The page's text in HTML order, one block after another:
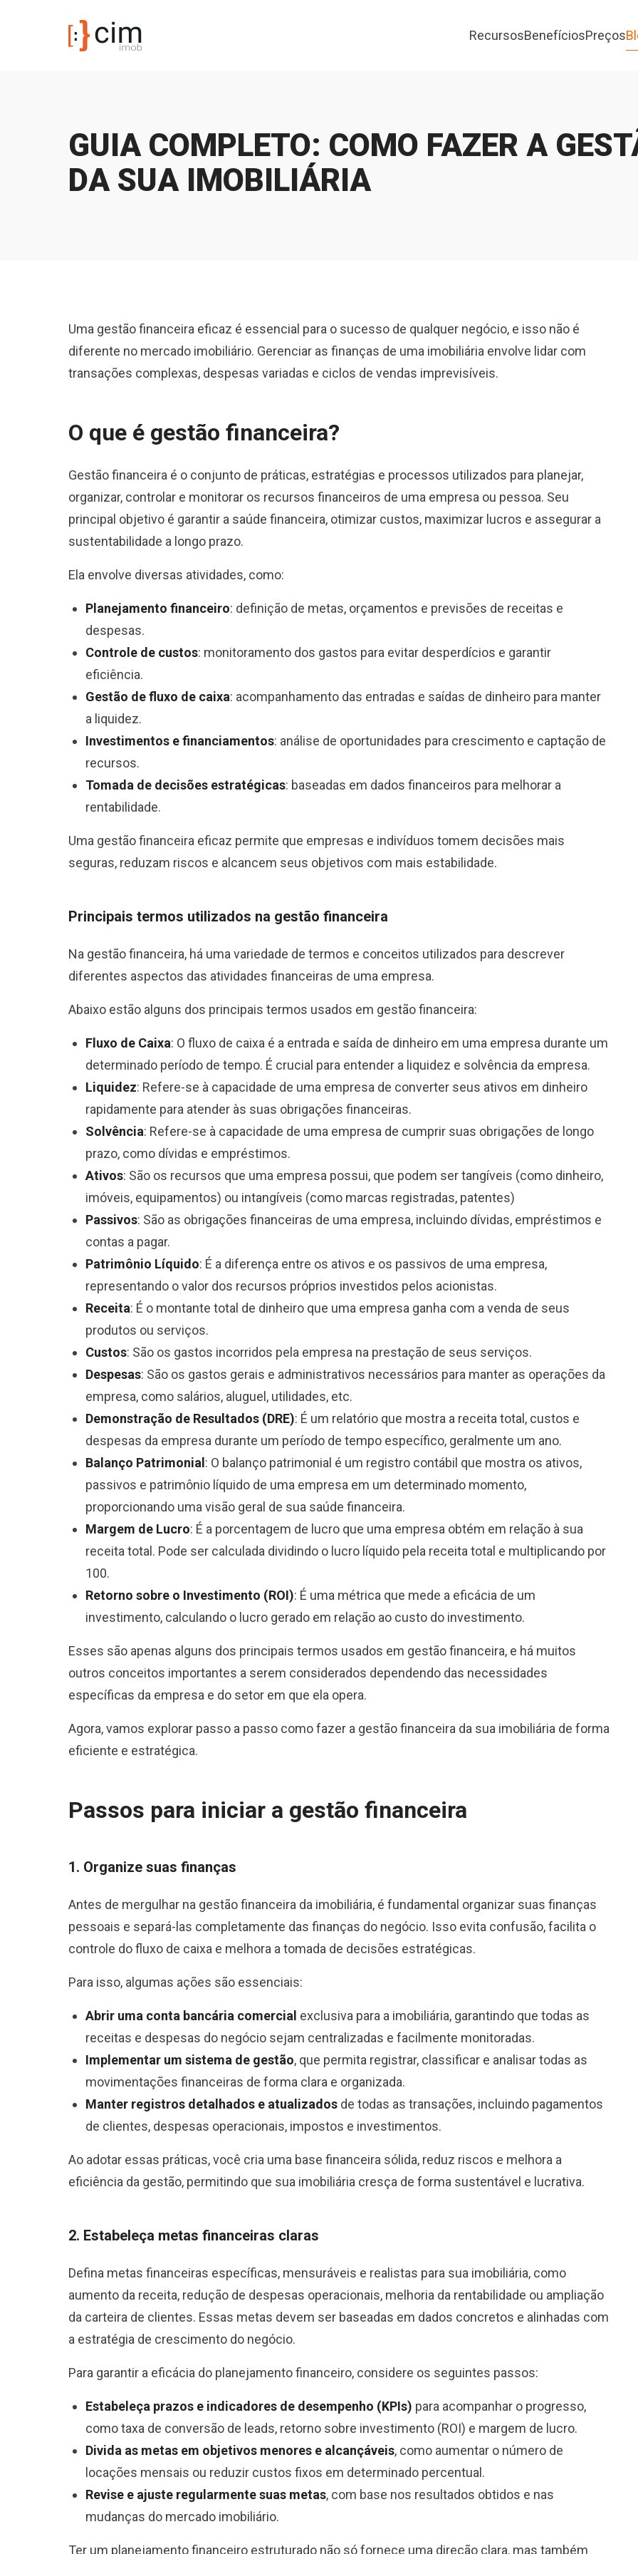
RecursosBenefíciosPreços
GUIA COMPLETO: COMO FAZER A
DA SUA IMOBILIÁRIA
Uma gestão financeira eficaz é essencial para o sucesso de qualquer negócio, e isso não é
diferente no mercado imobiliário. Gerenciar as finanças de uma imobiliária envolve lidar com
transações complexas, despesas variadas e ciclos de vendas imprevisíveis.
O que é gestão financeira?
Gestão financeira é o conjunto de práticas, estratégias e processos utilizados para planejar,
organizar, controlar e monitorar os recursos financeiros de uma empresa ou pessoa. Seu
principal objetivo é garantir a saúde financeira, otimizar custos, maximizar lucros e assegurar a
sustentabilidade a longo prazo.
Ela envolve diversas atividades, como:
Planejamento financeiro: definição de metas, orçamentos e previsões de receitas e
despesas.
Controle de custos: monitoramento dos gastos para evitar desperdícios e garantir
eficiência.
Gestão de fluxo de caixa: acompanhamento das entradas e saídas de dinheiro para manter
a liquidez.
Investimentos e financiamentos: análise de oportunidades para crescimento e captação de
recursos.
Tomada de decisões estratégicas: baseadas em dados financeiros para melhorar a
rentabilidade.
Uma gestão financeira eficaz permite que empresas e indivíduos tomem decisões mais
seguras, reduzam riscos e alcancem seus objetivos com mais estabilidade.
Principais termos utilizados na gestão financeira
Na gestão financeira, há uma variedade de termos e conceitos utilizados para descrever
diferentes aspectos das atividades financeiras de uma empresa.
Abaixo estão alguns dos principais termos usados em gestão financeira:
Fluxo de Caixa: O fluxo de caixa é a entrada e saída de dinheiro em uma empresa durante um
determinado período de tempo. É crucial para entender a liquidez e solvência da empresa.
Liquidez: Refere-se à capacidade de uma empresa de converter seus ativos em dinheiro
rapidamente para atender às suas obrigações financeiras.
Solvência: Refere-se à capacidade de uma empresa de cumprir suas obrigações de longo
prazo, como dívidas e empréstimos.
Ativos: São os recursos que uma empresa possui, que podem ser tangíveis (como dinheiro,
imóveis, equipamentos) ou intangíveis (como marcas registradas, patentes)
Passivos: São as obrigações financeiras de uma empresa, incluindo dívidas, empréstimos e
contas a pagar.
Patrimônio Líquido: É a diferença entre os ativos e os passivos de uma empresa,
representando o valor dos recursos próprios investidos pelos acionistas.
Receita: É o montante total de dinheiro que uma empresa ganha com a venda de seus
produtos ou serviços.
Custos: São os gastos incorridos pela empresa na prestação de seus serviços.
Despesas: São os gastos gerais e administrativos necessários para manter as operações da
empresa, como salários, aluguel, utilidades, etc.
Demonstração de Resultados (DRE): É um relatório que mostra a receita total, custos e
despesas da empresa durante um período de tempo específico, geralmente um ano.
Balanço Patrimonial : O balanço patrimonial é um registro contábil que mostra os ativos,
passivos e patrimônio líquido de uma empresa em um determinado momento,
proporcionando uma visão geral de sua saúde financeira.
Margem de Lucro: É a porcentagem de lucro que uma empresa obtém em relação à sua
receita total. Pode ser calculada dividindo o lucro líquido pela receita total e multiplicando por
100.
Retorno sobre o Investimento (ROI): É uma métrica que mede a eficácia de um
investimento, calculando o lucro gerado em relação ao custo do investimento.
Esses são apenas alguns dos principais termos usados em gestão financeira, e há muitos
outros conceitos importantes a serem considerados dependendo das necessidades
específicas da empresa e do setor em que ela opera.
Agora, vamos explorar passo a passo como fazer a gestão financeira da sua imobiliária de forma
eficiente e estratégica.
Passos para iniciar a gestão financeira
1. Organize suas finanças
Antes de mergulhar na gestão financeira da imobiliária, é fundamental organizar suas finanças
pessoais e separá-las completamente das finanças do negócio. Isso evita confusão, facilita o
controle do fluxo de caixa e melhora a tomada de decisões estratégicas.
Para isso, algumas ações são essenciais:
Abrir uma conta bancária comercial exclusiva para a imobiliária, garantindo que todas as
receitas e despesas do negócio sejam centralizadas e facilmente monitoradas.
Implementar um sistema de gestão, que permita registrar, classificar e analisar todas as
movimentações financeiras de forma clara e organizada.
Manter registros detalhados e atualizados de todas as transações, incluindo pagamentos
de clientes, despesas operacionais, impostos e investimentos.
Ao adotar essas práticas, você cria uma base financeira sólida, reduz riscos e melhora a
eficiência da gestão, permitindo que sua imobiliária cresça de forma sustentável e lucrativa.
2. Estabeleça metas financeiras claras
Defina metas financeiras específicas, mensuráveis e realistas para sua imobiliária, como
aumento da receita, redução de despesas operacionais, melhoria da rentabilidade ou ampliação
da carteira de clientes. Essas metas devem ser baseadas em dados concretos e alinhadas com
a estratégia de crescimento do negócio.
Para garantir a eficácia do planejamento financeiro, considere os seguintes passos:
Estabeleça prazos e indicadores de desempenho (KPIs) para acompanhar o progresso,
como taxa de conversão de leads, retorno sobre investimento (ROI) e margem de lucro.
Divida as metas em objetivos menores e alcançáveis, como aumentar o número de
locações mensais ou reduzir custos fixos em determinado percentual.
Revise e ajuste regularmente suas metas, com base nos resultados obtidos e nas
mudanças do mercado imobiliário.
Ter um planejamento financeiro estruturado não só fornece uma direção clara, mas também